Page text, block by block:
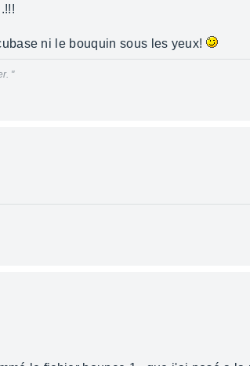
ni le bouquin sous les yeux!
"